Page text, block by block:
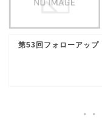
第53回フォローアップ